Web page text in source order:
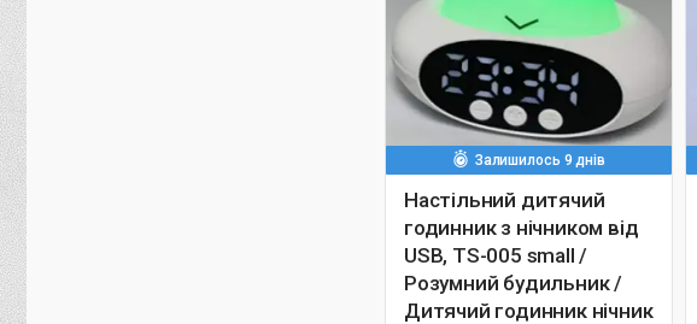
Залишилось 9 днів
Настільний дитячий
годинник з нічником від
USB, TS-005 small /
Розумний будильник /
Дитячий годинник нічник